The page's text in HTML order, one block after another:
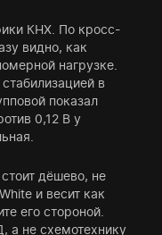
КНХ. По кросс-
видно, как
нагрузке.
в
показал
0,12 В у
дёшево, не
и весит как
его стороной.
а не схемотехнику